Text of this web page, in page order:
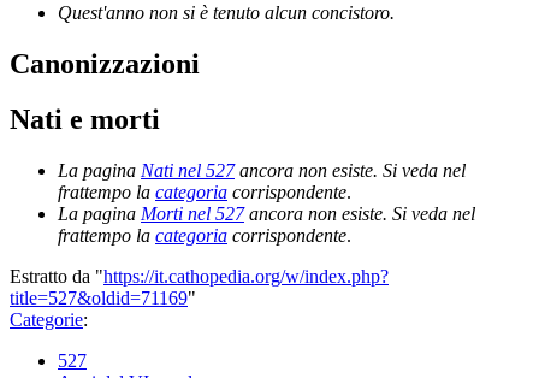
Quest'anno non si è tenuto alcun concistoro.
Canonizzazioni
Nati e morti
La pagina Nati nel 527ancora non esiste. Si veda nel
frattempo la categoria corrispondente.
La pagina Morti nel 527ancora non esiste. Si veda nel
frattempo la categoria corrispondente.
Estratto da "https://it.cathopedia.org/w/index.php?
title=527&oldid=71169"
Categorie:
527